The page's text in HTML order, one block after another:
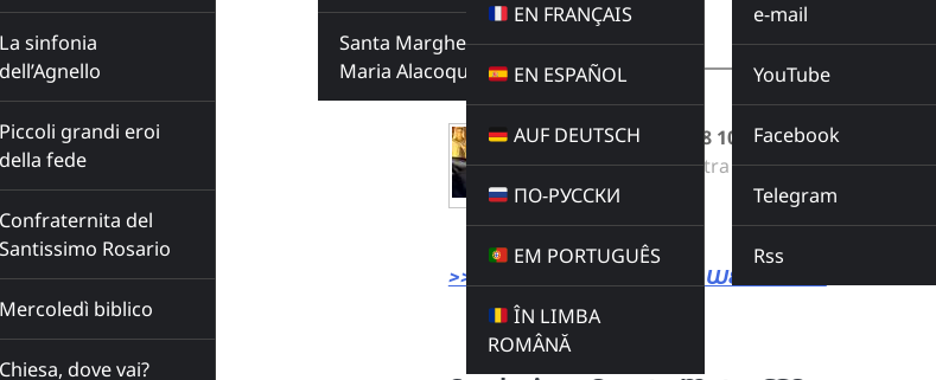
La sinfonia
dell’Agnello
Piccoli grandi eroi
della fede
Confraternita del
Santissimo Rosario
Mercoledì biblico
Chiesa, dove vai?
Santa Margherita
Maria Alacoque
EN FRANÇAIS
EN ESPAÑOL
AUF DEUTSCH
ПО-РУССКИ
EM PORTUGUÊS
ÎN LIMBA
ROMÂNĂ
e-mail
YouTube
Facebook
Telegram
Rss
WEBRADIO
00:00:00
Santi e caffè del 28 10 25
Radio Domina Nostra
SANTI E CAFFE
Buy this album
>>> LINK DIRETTO ALLA WEBRADIO
Donazioni